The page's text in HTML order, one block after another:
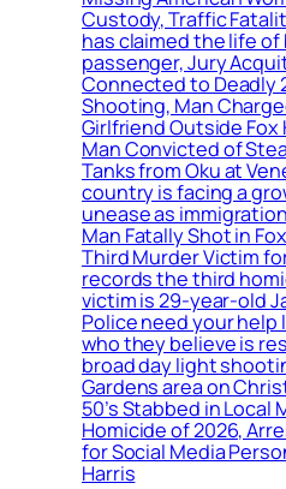
Custody, Traffic
has claimed the life
passenger, Jury
Connected to Deadly
Shooting, Man
Girlfriend Outside Fox
Man Convicted of
Tanks from Oku at
country is facing a
unease as
Man Fatally Shot in
Third Murder Victim
records the third
victim is 29-year-old
Police need your
who they believe is
broad day light
Gardens area on
50’s Stabbed in Local
Homicide of 2026,
for Social Media
Harris